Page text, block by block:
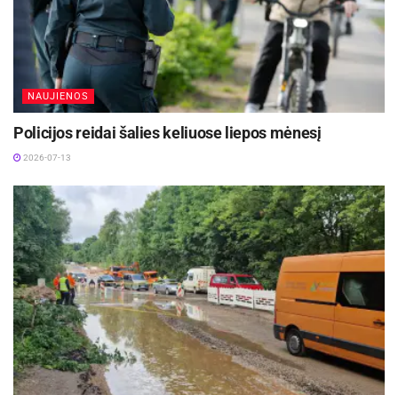
Aktualios naujienos
DHL perka „Venipak“ grupę: stiprins pozicijas
Baltijos šalyse
2026-07-28
Europos Sąjungos sankcijos „Mere“ tinklo
2026-07-25
Daugiau informacijos teisinio švietimo
klausimais ieškokite Teisingumo ministerijos
interneto svetainėje
http://www.tm.lt/klausimai/duk
NAUJIENOS
Policijos reidai šalies keliuose liepos mėnesį
2026-07-13